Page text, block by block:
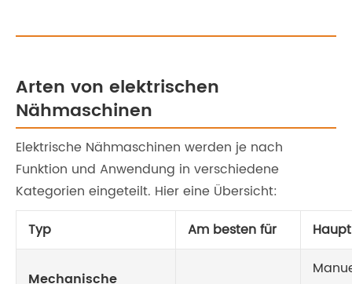
Arten von elektrischen
Nähmaschinen
Elektrische Nähmaschinen werden je nach
Funktion und Anwendung in verschiedene
Kategorien eingeteilt. Hier eine Übersicht:
Typ
Am besten für
Mechanische